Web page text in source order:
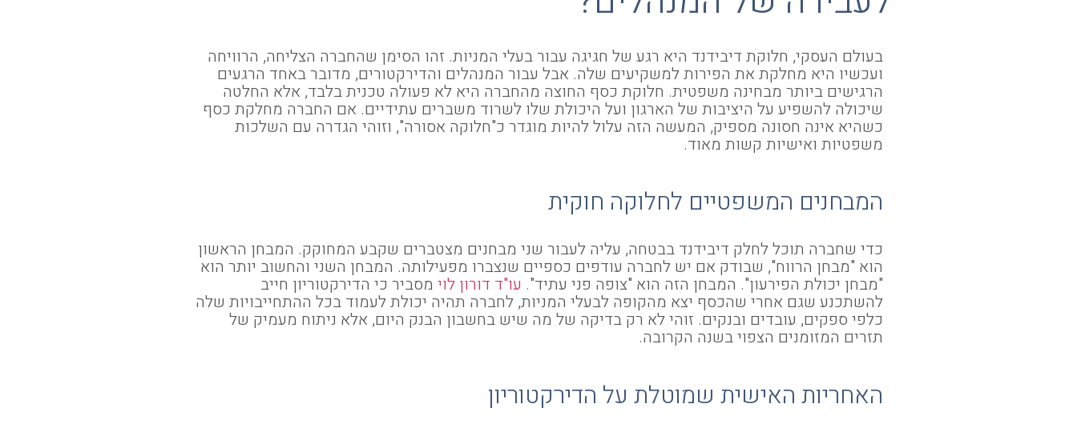
בעולם העסקי, חלוקת דיבידנד היא רגע של חגיגה עבור בעלי המניות. זהו הסימן שהחברה הצליחה, הרוויחה
ועכשיו היא מחלקת את הפירות למשקיעים שלה. אבל עבור המנהלים והדירקטורים, מדובר באחד הרגעים
הרגישים ביותר מבחינה משפטית. חלוקת כסף החוצה מהחברה היא לא פעולה טכנית בלבד, אלא החלטה
שיכולה להשפיע על היציבות של הארגון ועל היכולת שלו לשרוד משברים עתידיים. אם החברה מחלקת כסף
כשהיא אינה חסונה מספיק, המעשה הזה עלול להיות מוגדר כ"חלוקה אסורה", וזוהי הגדרה עם השלכות
משפטיות ואישיות קשות מאוד.
המבחנים המשפטיים לחלוקה חוקית
כדי שחברה תוכל לחלק דיבידנד בבטחה, עליה לעבור שני מבחנים מצטברים שקבע המחוקק. המבחן הראשון
הוא "מבחן הרווח", שבודק אם יש לחברה עודפים כספיים שנצברו מפעילותה. המבחן השני והחשוב יותר הוא
"מבחן יכולת הפירעון". המבחן הזה הוא "צופה פני עתיד". עו"ד דורון לוי מסביר כי הדירקטוריון חייב
להשתכנע שגם אחרי שהכסף יצא מהקופה לבעלי המניות, לחברה תהיה יכולת לעמוד בכל ההתחייבויות שלה
כלפי ספקים, עובדים ובנקים. זוהי לא רק בדיקה של מה שיש בחשבון הבנק היום, אלא ניתוח מעמיק של
תזרים המזומנים הצפוי בשנה הקרובה.
האחריות האישית שמוטלת על הדירקטוריון